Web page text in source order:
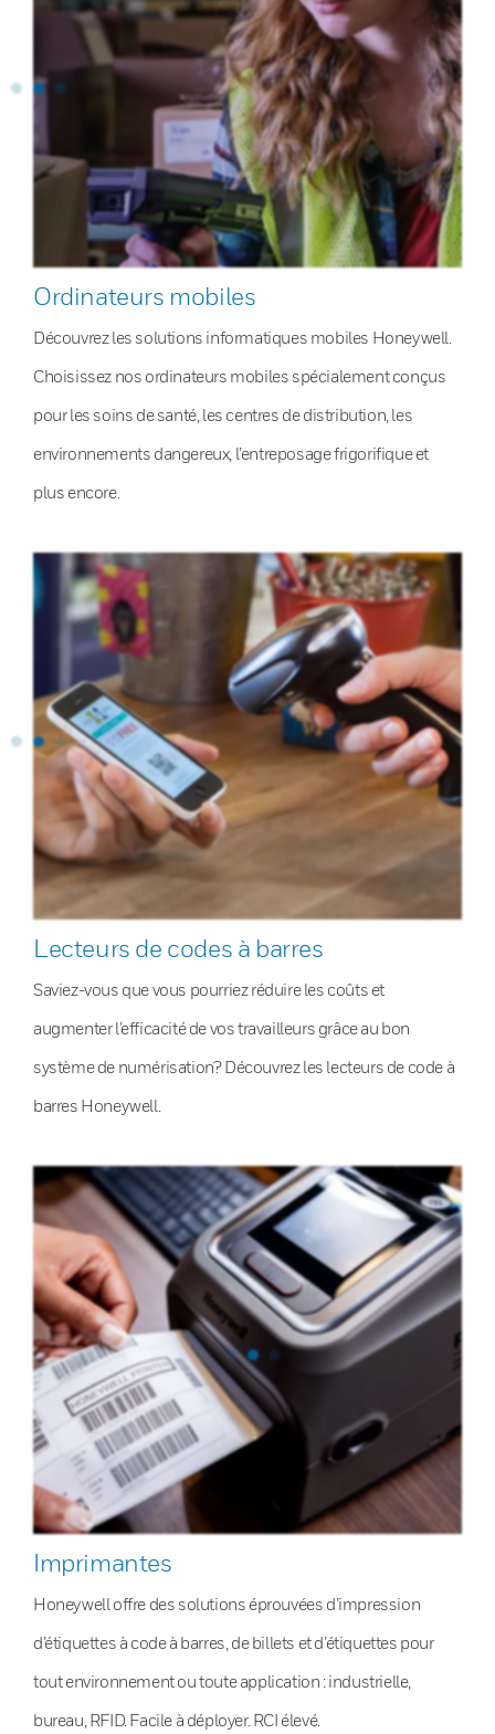
Ordinateurs mobiles
Découvrez les solutions informatiques mobiles Honeywell.
Choisissez nos ordinateurs mobiles spécialement conçus
pour les soins de santé, les centres de distribution, les
environnements dangereux, l’entreposage frigorifique et
plus encore.
Lecteurs de codes à barres
Saviez-vous que vous pourriez réduire les coûts et
augmenter l’efficacité de vos travailleurs grâce au bon
système de numérisation? Découvrez les lecteurs de code à
barres Honeywell.
Imprimantes
Honeywell offre des solutions éprouvées d’impression
d’étiquettes à code à barres, de billets et d’étiquettes pour
tout environnement ou toute application : industrielle,
bureau, RFID. Facile à déployer. RCI élevé.